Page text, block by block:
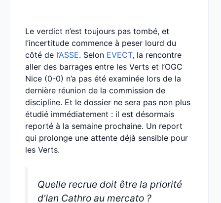
Le verdict n’est toujours pas tombé, et
l’incertitude commence à peser lourd du
côté de l’ASSE. Selon EVECT, la rencontre
aller des barrages entre les Verts et l’OGC
Nice (0-0) n’a pas été examinée lors de la
dernière réunion de la commission de
discipline. Et le dossier ne sera pas non plus
étudié immédiatement : il est désormais
reporté à la semaine prochaine. Un report
qui prolonge une attente déjà sensible pour
les Verts.
Quelle recrue doit être la priorité
d’Ian Cathro au mercato ?